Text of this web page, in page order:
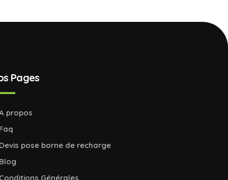
Pages
propos
pose borne de recharge
Générales